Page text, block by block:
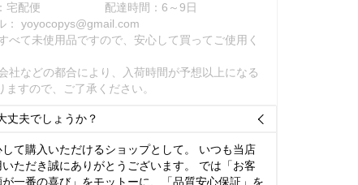
宅配便
配達時間：6～9日
： yoyocopys@gmail.com
べて未使用品ですので、安心して買ってご使用く
社などの都合により、入荷時間が予想以上になる
ますので、ご了承ください。
丈夫でしょうか？ 
して購入いただけるショップとして。 いつも当店
いただき誠にありがとうございます。 では「お客
一番の喜び」をモットーに、「品質安心保証」を